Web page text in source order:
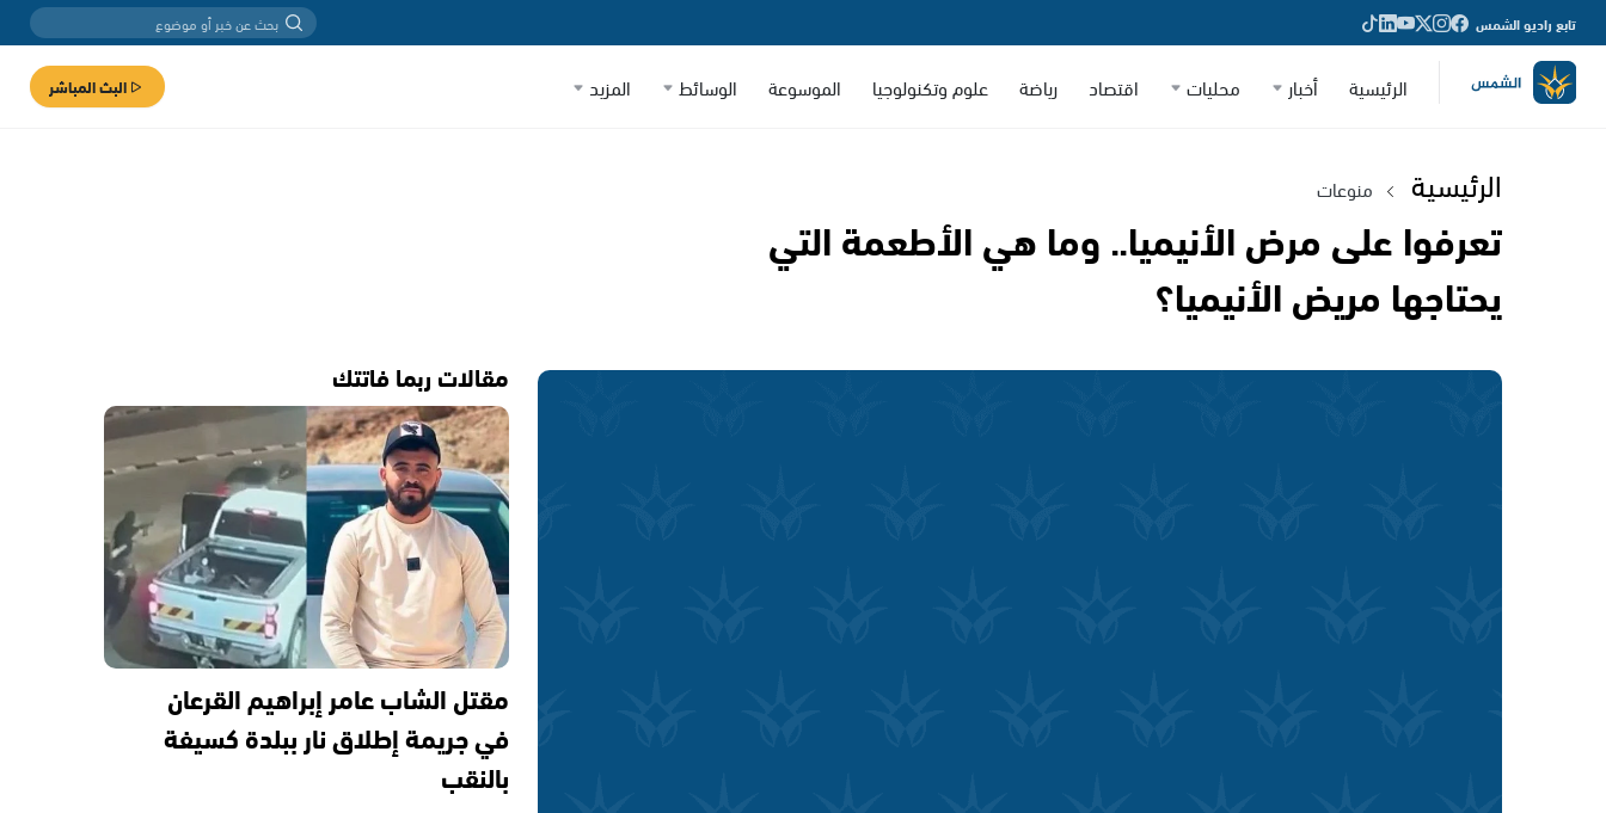
تابع راديو الشمس
الرئيسية أخبار محليات اقتصاد رياضة علوم وتكنولوجيا الموسوعة الوسائط المزيد البث المباشر
الرئيسية منوعات
تعرفوا على مرض الأنيميا.. وما هي الأطعمة التي
يحتاجها مريض الأنيميا؟
مقالات ربما فاتتك
مقتل الشاب عامر إبراهيم القرعان
في جريمة إطلاق نار ببلدة كسيفة
بالنقب